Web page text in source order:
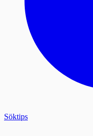
Söktips